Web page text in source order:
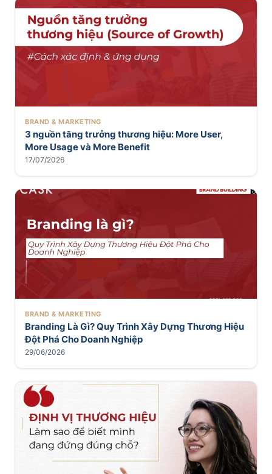
BRAND & MARKETING
3 nguồn tăng trưởng thương hiệu: More User,
More Usage và More Benefit
17/07/2026
BRAND & MARKETING
Branding Là Gì? Quy Trình Xây Dựng Thương Hiệu
Đột Phá Cho Doanh Nghiệp
29/06/2026